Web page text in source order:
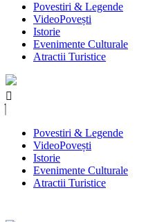
Povestiri & Legende
VideoPovești
Istorie
Evenimente Culturale
Atractii Turistice
Povestiri & Legende
VideoPovești
Istorie
Evenimente Culturale
Atractii Turistice